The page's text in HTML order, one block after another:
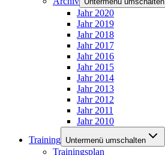
Jahr 2020
Jahr 2019
Jahr 2018
Jahr 2017
Jahr 2016
Jahr 2015
Jahr 2014
Jahr 2013
Jahr 2012
Jahr 2011
Jahr 2010
Training Untermenü umschalten
Trainingsplan